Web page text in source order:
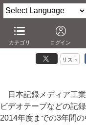
カテゴリ ログイン
JRIA、2014年までの記録
－BD-Rへ需要移行と予測
リスト
日本記録メディア工業
ビデオテープなどの記
2014年度までの3年間